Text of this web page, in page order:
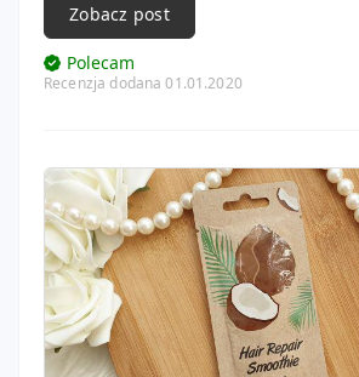
Zobacz post
Polecam
Recenzja dodana 01.01.2020